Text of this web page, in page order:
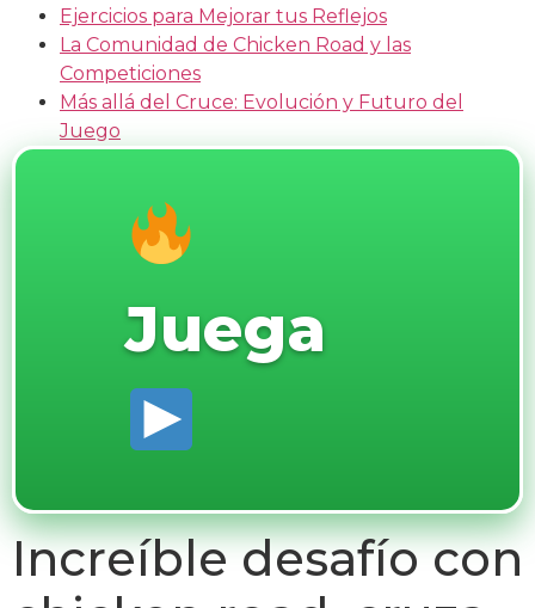
Ejercicios para Mejorar tus Reflejos
La Comunidad de Chicken Road y las
Competiciones
Más allá del Cruce: Evolución y Futuro del
Juego
Juega
Increíble desafío con